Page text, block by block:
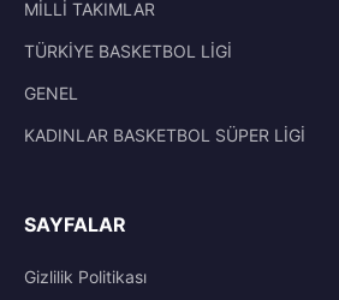
MİLLİ TAKIMLAR
TÜRKİYE BASKETBOL LİGİ
GENEL
KADINLAR BASKETBOL SÜPER LİGİ
SAYFALAR
Gizlilik Politikası